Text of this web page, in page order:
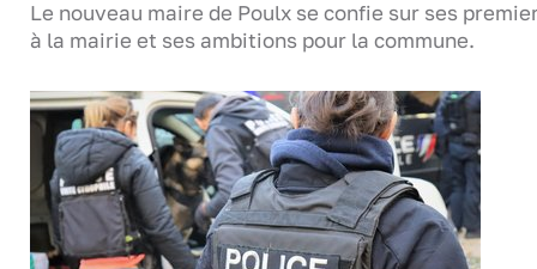
Le nouveau maire de Poulx se confie sur ses
à la mairie et ses ambitions pour la commune.